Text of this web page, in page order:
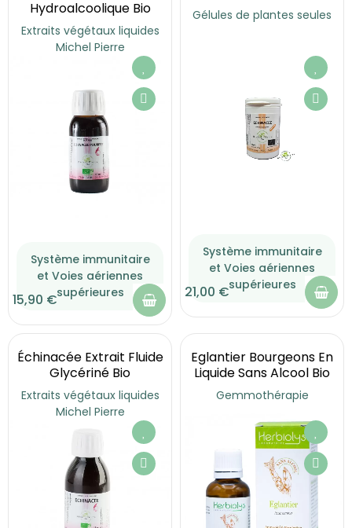
Hydroalcoolique Bio
Extraits végétaux liquides
Michel Pierre
Système immunitaire
et Voies aériennes
supérieures
15,90 €
Gélules de plantes seules
Système immunitaire
et Voies aériennes
supérieures
21,00 €
Échinacée Extrait Fluide
Glycériné Bio
Extraits végétaux liquides
Michel Pierre
Eglantier Bourgeons En
Liquide Sans Alcool Bio
Gemmothérapie